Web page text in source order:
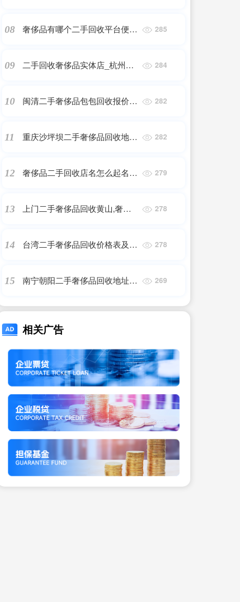
08
奢侈品有哪个二手回收平台便宜
285
09
二手回收奢侈品实体店_杭州最
284
10
闽清二手奢侈品包包回收报价多
282
11
重庆沙坪坝二手奢侈品回收地址
282
12
奢侈品二手回收店名怎么起名
279
13
上门二手奢侈品回收黄山,奢侈
278
14
台湾二手奢侈品回收价格表及图
278
15
南宁朝阳二手奢侈品回收地址查
269
相关广告